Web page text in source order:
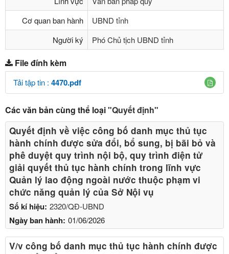
Cơ quan ban hành
UBND tỉnh
Người ký
Phó Chủ tịch UBND tỉnh
File đính kèm
Tải tập tin : 4470.pdf
Các văn bản cùng thể loại"Quyết định"
Số kí hiệu: 2320/QĐ-UBND
Ngày ban hành: 01/06/2026
Quyết định về việc công bố danh mục thủ tục
hành chính được sửa đổi, bổ sung, bị bãi bỏ và
phê duyệt quy trình nội bộ, quy trình điện tử
giải quyết thủ tục hành chính trong lĩnh vực
Quản lý lao động ngoài nước thuộc phạm vi
chức năng quản lý của Sở Nội vụ
V/v công bố danh mục thủ tục hành chính được